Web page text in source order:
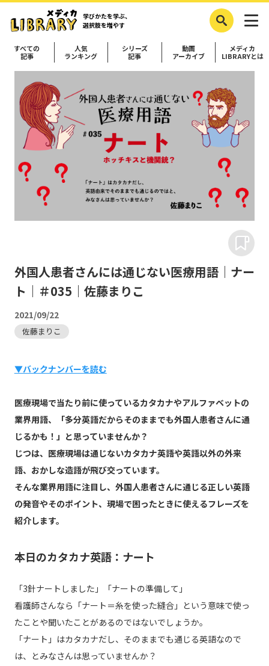
学びかたを学ぶ、
選択肢を増やす
すべての
記事
人気
ランキング
シリーズ
記事
動画
アーカイブ
メディカ
LIBRARYとは
外国人患者さんには通じない医療用語｜ナー
ト｜＃035｜佐藤まりこ
2021/09/22
佐藤まりこ
▼バックナンバーを読む
医療現場で当たり前に使っているカタカナやアルファベットの
業界用語、「多分英語だからそのままでも外国人患者さんに通
じるかも！」と思っていませんか？
じつは、医療現場は通じないカタカナ英語や英語以外の外来
語、おかしな造語が飛び交っています。
そんな業界用語に注目し、外国人患者さんに通じる正しい英語
の発音やそのポイント、現場で困ったときに使えるフレーズを
紹介します。
本日のカタカナ英語：ナート
「3針ナートしました」「ナートの準備して」
看護師さんなら「ナート＝糸を使った縫合」という意味で使っ
たことや聞いたことがあるのではないでしょうか。
「ナート」はカタカナだし、そのままでも通じる英語なので
は、とみなさんは思っていませんか？